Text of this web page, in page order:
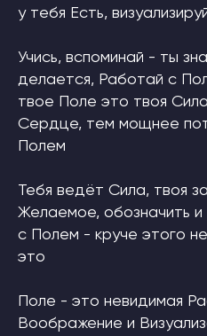
у тебя Есть,
Учись, вспоминай - ты
делается, Работай с
твое Поле это твоя
Сердце, тем мощнее
Полем
Тебя ведёт Сила, твоя
Желаемое, обозначить и
с Полем - круче этого
это
Поле - это невидимая
Воображение и